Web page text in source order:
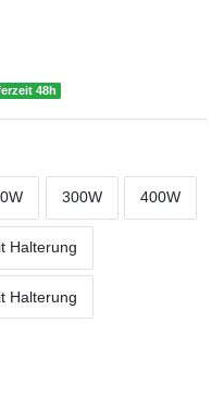
48h
300W 400W
Halterung
Halterung